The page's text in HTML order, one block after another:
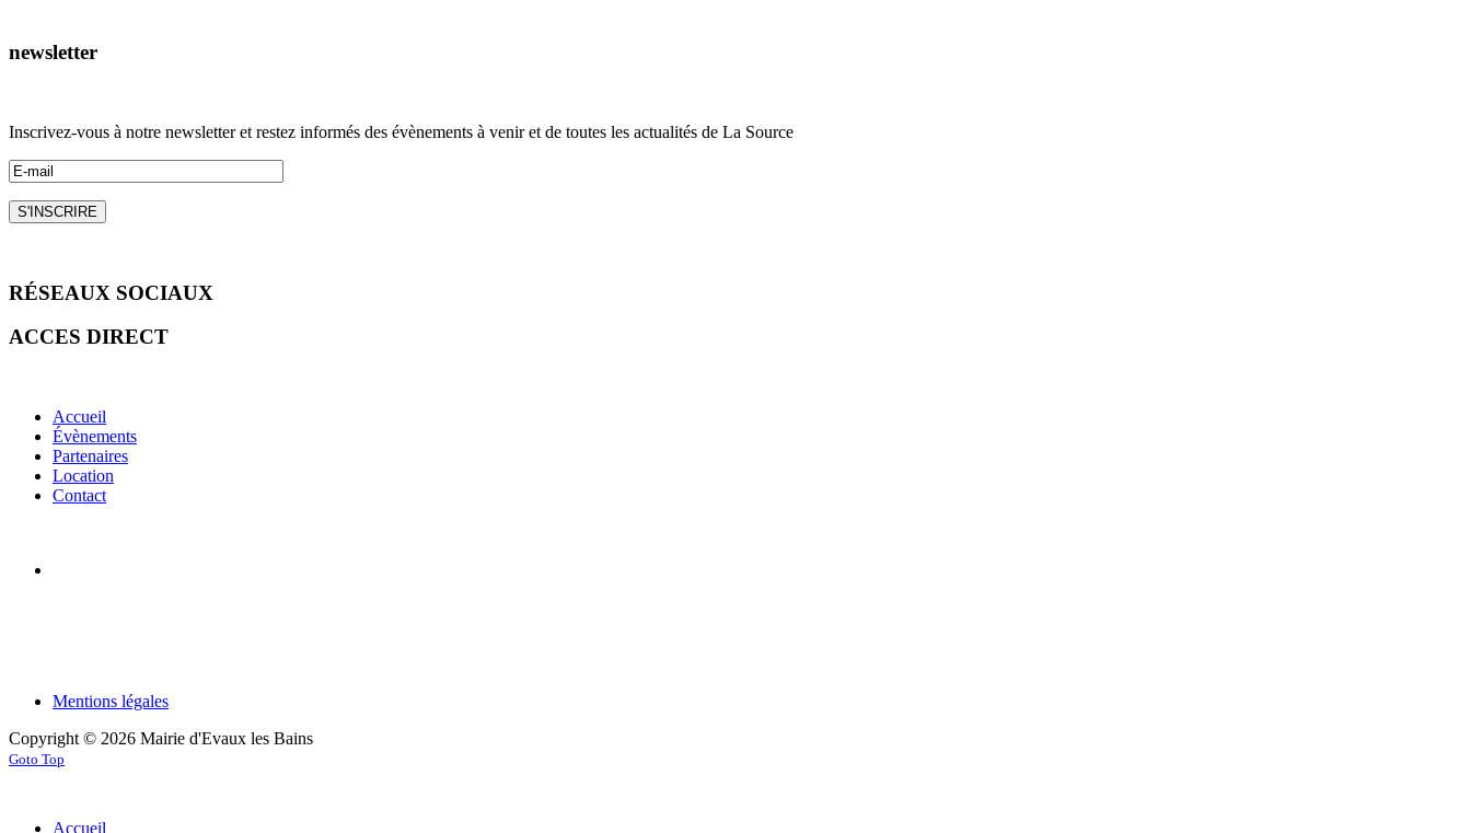
newsletter
Inscrivez-vous à notre newsletter et restez informés des évènements à venir et de toutes les actualités de La Source
RÉSEAUX SOCIAUX
ACCES DIRECT
Accueil
Évènements
Partenaires
Location
Contact
Mentions légales
Copyright © 2026 Mairie d'Evaux les Bains
Goto Top
Accueil